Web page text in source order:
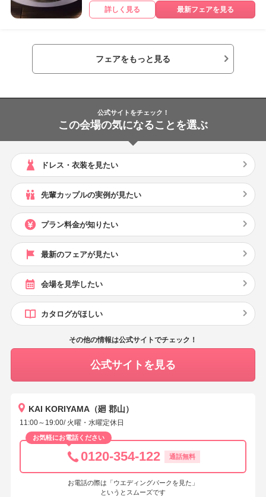
詳しく見る 最新フェアを見る
フェアをもっと見る
公式サイトをチェック！
この会場の気になることを選ぶ
ドレス・衣装を見たい
先輩カップルの実例が見たい
プラン料金が知りたい
最新のフェアが見たい
会場を見学したい
カタログがほしい
その他の情報は公式サイトでチェック！
公式サイトを見る
KAI KORIYAMA（廻 郡山）
11:00～19:00/ 火曜・水曜定休日
お気軽にお電話ください
0120-354-122 通話無料
お電話の際は「ウエディングパークを見た」
というとスムーズです